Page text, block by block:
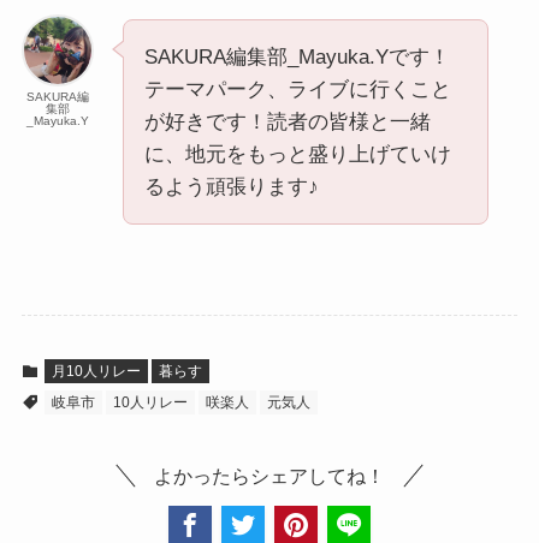
SAKURA編
集部
_Mayuka.Y
SAKURA編集部_Mayuka.Yです！
テーマパーク、ライブに行くこと
が好きです！読者の皆様と一緒
に、地元をもっと盛り上げていけ
るよう頑張ります♪
月10人リレー
暮らす
岐阜市
10人リレー 咲楽人 元気人
よかったらシェアしてね！